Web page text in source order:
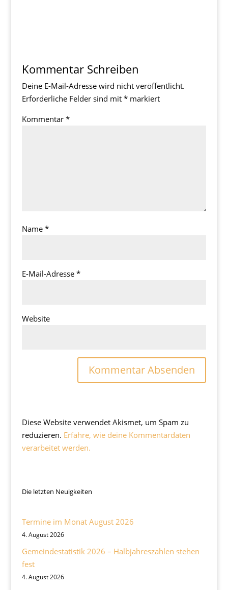
Kommentar Schreiben
Deine E-Mail-Adresse wird nicht veröffentlicht.
Erforderliche Felder sind mit *markiert
Kommentar *
Name *
E-Mail-Adresse *
Website
Diese Website verwendet Akismet, um Spam zu
reduzieren. Erfahre, wie deine Kommentardaten
verarbeitet werden.
Die letzten Neuigkeiten
Termine im Monat August 2026
4. August 2026
Gemeindestatistik 2026 – Halbjahreszahlen stehen
fest
4. August 2026